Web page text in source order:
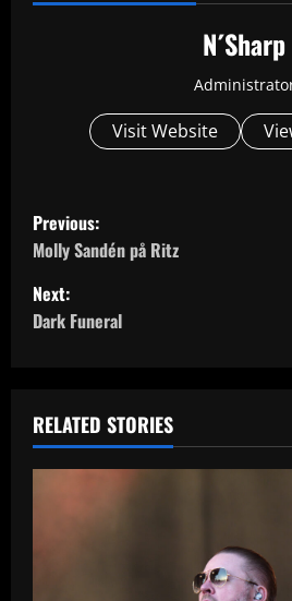
N´Sharp
Visit Website
P
o
s
a
Previous:
Molly Sandén på Ritz
Next:
Dark Funeral
RELATED STORIES